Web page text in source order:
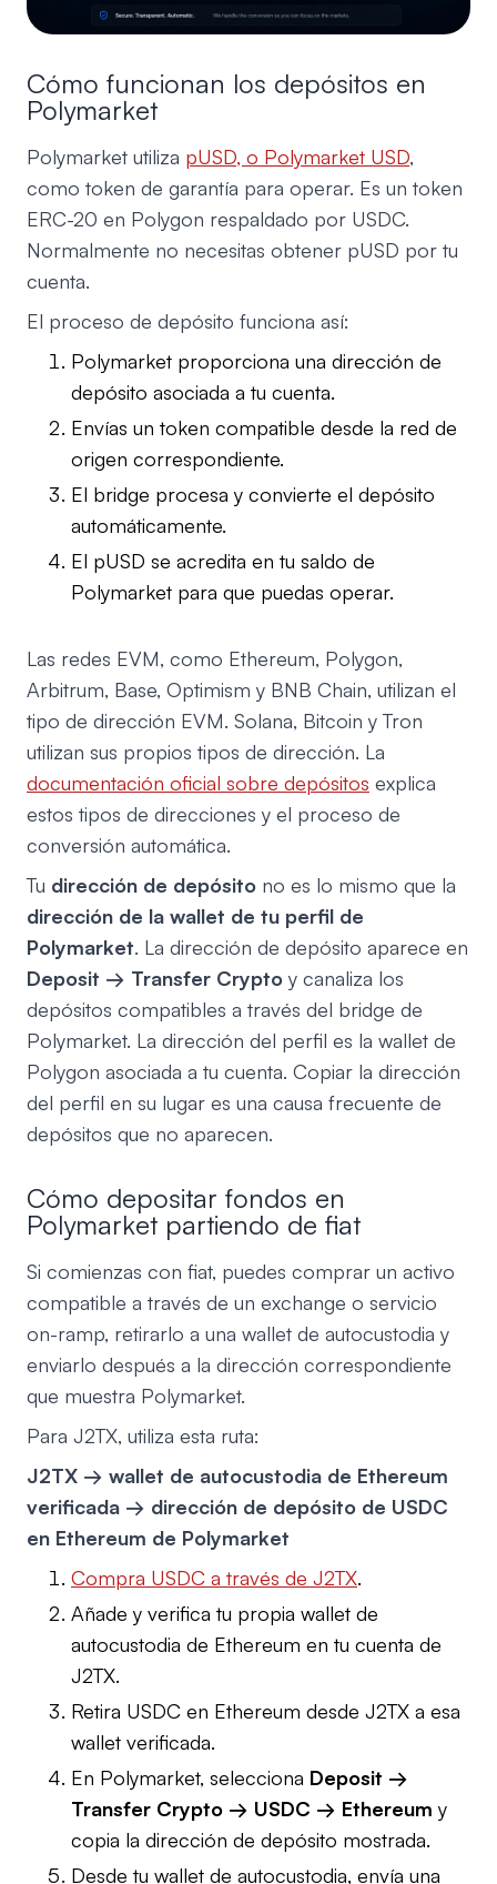
Cómo funcionan los depósitos en
Polymarket
Polymarket utiliza pUSD, o Polymarket USD,
como token de garantía para operar. Es un token
ERC-20 en Polygon respaldado por USDC.
Normalmente no necesitas obtener pUSD por tu
cuenta.
El proceso de depósito funciona así:
Polymarket proporciona una dirección de
depósito asociada a tu cuenta.
Envías un token compatible desde la red de
origen correspondiente.
El bridge procesa y convierte el depósito
automáticamente.
El pUSD se acredita en tu saldo de
Polymarket para que puedas operar.
Las redes EVM, como Ethereum, Polygon,
Arbitrum, Base, Optimism y BNB Chain, utilizan el
tipo de dirección EVM. Solana, Bitcoin y Tron
utilizan sus propios tipos de dirección. La
documentación oficial sobre depósitos explica
estos tipos de direcciones y el proceso de
conversión automática.
Tu dirección de depósito no es lo mismo que la
dirección de la wallet de tu perfil de
Polymarket. La dirección de depósito aparece en
Deposit → Transfer Crypto y canaliza los
depósitos compatibles a través del bridge de
Polymarket. La dirección del perfil es la wallet de
Polygon asociada a tu cuenta. Copiar la dirección
del perfil en su lugar es una causa frecuente de
depósitos que no aparecen.
Cómo depositar fondos en
Polymarket partiendo de fiat
Si comienzas con fiat, puedes comprar un activo
compatible a través de un exchange o servicio
on-ramp, retirarlo a una wallet de autocustodia y
enviarlo después a la dirección correspondiente
que muestra Polymarket.
Para J2TX, utiliza esta ruta:
J2TX → wallet de autocustodia de Ethereum
verificada → dirección de depósito de USDC
en Ethereum de Polymarket
Compra USDC a través de J2TX.
Añade y verifica tu propia wallet de
autocustodia de Ethereum en tu cuenta de
J2TX.
Retira USDC en Ethereum desde J2TX a esa
wallet verificada.
En Polymarket, selecciona Deposit →
Transfer Crypto → USDC → Ethereum y
copia la dirección de depósito mostrada.
Desde tu wallet de autocustodia, envía una